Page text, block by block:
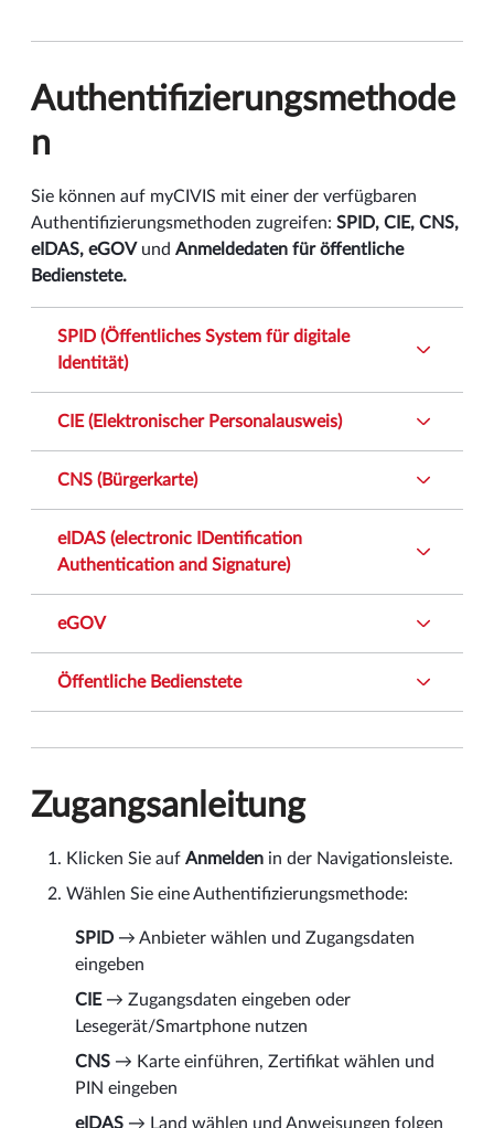
Authentifizierungsmethode
n
Sie können auf myCIVIS mit einer der verfügbaren
Authentifizierungsmethoden zugreifen: SPID, CIE, CNS,
eIDAS, eGOV und Anmeldedaten für öffentliche
Bedienstete.
SPID (Öffentliches System für digitale
Identität)
CIE (Elektronischer Personalausweis)
CNS (Bürgerkarte)
eIDAS (electronic IDentification
Authentication and Signature)
eGOV
Öffentliche Bedienstete
Zugangsanleitung
Klicken Sie auf Anmelden in der Navigationsleiste.
Wählen Sie eine Authentifizierungsmethode:
SPID → Anbieter wählen und Zugangsdaten
eingeben
CIE→ Zugangsdaten eingeben oder
Lesegerät/Smartphone nutzen
CNS → Karte einführen, Zertifikat wählen und
PIN eingeben
eIDAS → Land wählen und Anweisungen folgen